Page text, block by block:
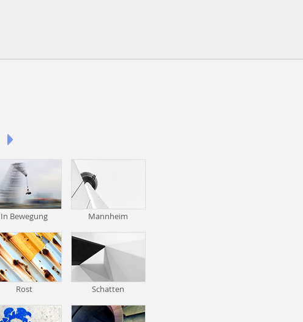
In Bewegung Mannheim
Rost Schatten